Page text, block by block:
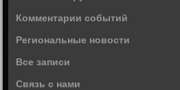
Комментарии событий
Региональные новости
Все записи
Связь с нами